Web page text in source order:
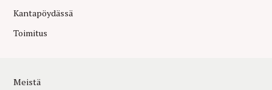
Kantapöydässä
Toimitus
Meistä